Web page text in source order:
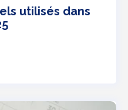
utilisés dans